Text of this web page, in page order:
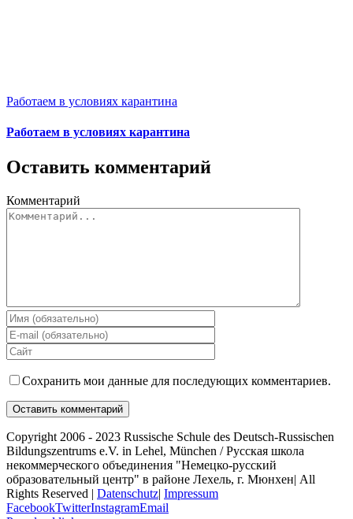
Работаем в условиях карантина
Работаем в условиях карантина
Оставить комментарий
Комментарий
Сохранить мои данные для последующих комментариев.
Copyright 2006 - 2023 Russische Schule des Deutsch-Russischen
Bildungszentrums e.V. in Lehel, München / Русская школа
некоммерческого объединения "Немецко-русский
образовательный центр" в районе Лехель, г. Мюнхен| All
Rights Reserved | Datenschutz| Impressum
FacebookTwitterInstagramEmail